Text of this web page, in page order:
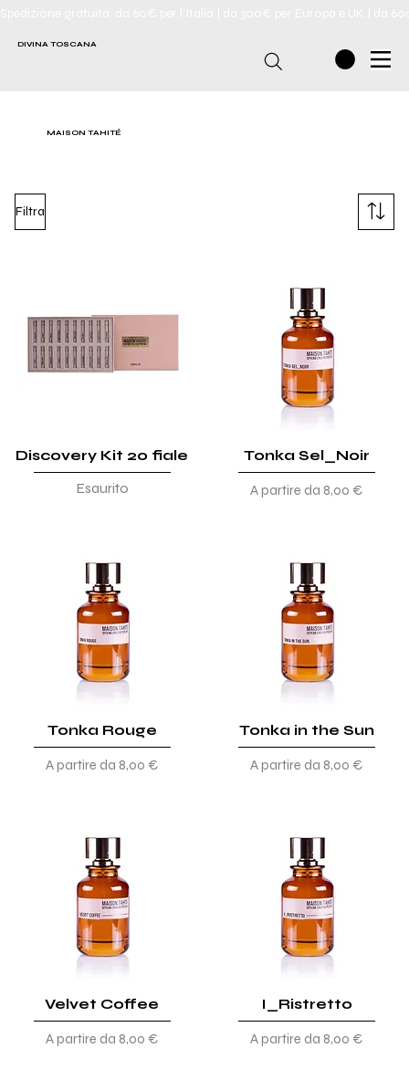
DIVINA TOSCANA
MAISON TAHITÉ
Filtra
Discovery Kit 20 fiale
Esaurito
Tonka Sel_Noir
A partire da 8,00 €
Prezzo scontato
Tonka Rouge
A partire da 8,00 €
Prezzo scontato
Tonka in the Sun
A partire da 8,00 €
Prezzo scontato
Velvet Coffee
A partire da 8,00 €
Prezzo scontato
I_Ristretto
A partire da 8,00 €
Prezzo scontato